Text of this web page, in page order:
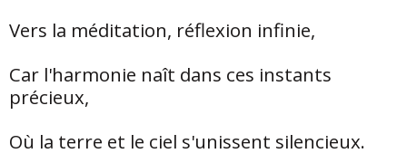
Vers la méditation, réflexion infinie,
Car l'harmonie naît dans ces instants
précieux,
Où la terre et le ciel s'unissent silencieux.